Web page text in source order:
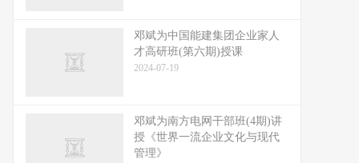
邓斌为中国能建集团企业家人
才高研班(第六期)授课
2024-07-19
邓斌为南方电网干部班(4期)讲
授《世界一流企业文化与现代
管理》